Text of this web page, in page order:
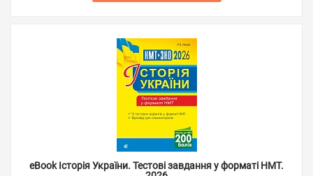
eBook Історія України. Тестові завдання у форматі НМТ.